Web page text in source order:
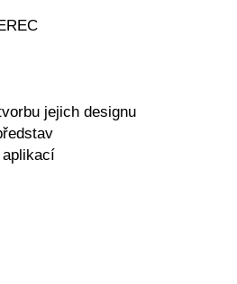
jejich designu